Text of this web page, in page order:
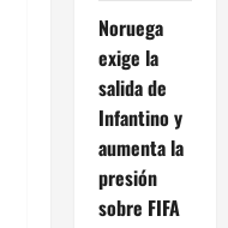
Noruega
exige la
salida de
Infantino y
aumenta la
presión
sobre FIFA